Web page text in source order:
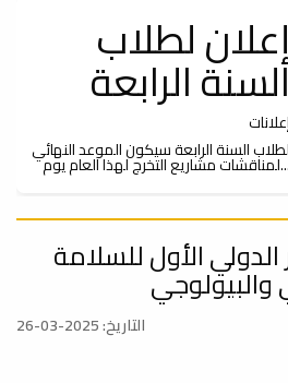
إعلان لطلاب
السنة الرابعة
لطلاب السنة الرابعة سيكون الموعد النهائي
لمناقشات مشاريع التخرج لهذا العام يوم...
التسجيل
محتوي محتوي محتويمحتوي
الأول للسلامة
والبيولوجي
التاريخ: 2025-03-26